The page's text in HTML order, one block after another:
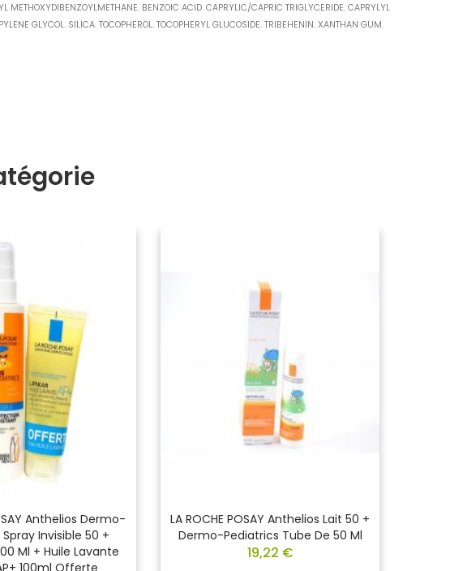
METHOXYDIBENZOYLMETHANE. BENZOIC ACID. CAPRYLIC/CAPRIC TRIGLYCERIDE. CAPRYLYL
GLYCOL. SILICA. TOCOPHEROL. TOCOPHERYL GLUCOSIDE. TRIBEHENIN. XANTHAN GUM.
Anthelios Dermo-
Invisible 50 +
Ml + Huile Lavante
100ml Offerte
LA ROCHE POSAY Anthelios Lait 50 +
Dermo-Pediatrics Tube De 50 Ml
19,22 €